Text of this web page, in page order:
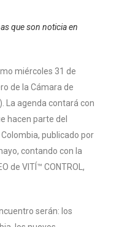
que son noticia en
miércoles 31 de
de la Cámara de
La agenda contará con
hacen parte del
publicado por
contando con la
de VITÍ™ CONTROL,
serán: los